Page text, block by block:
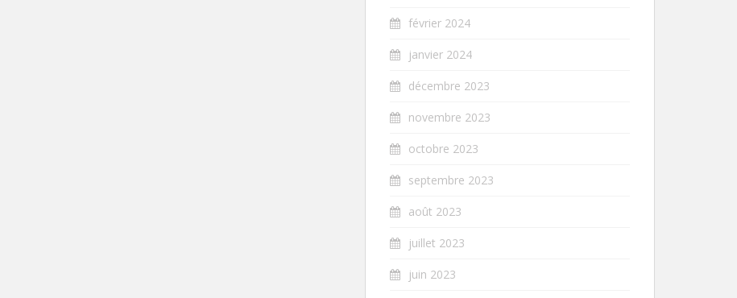
février 2024
janvier 2024
décembre 2023
novembre 2023
octobre 2023
septembre 2023
août 2023
juillet 2023
juin 2023